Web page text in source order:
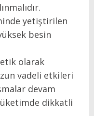
yetiştirilen
besin
olarak
vadeli etkileri
devam
dikkatli